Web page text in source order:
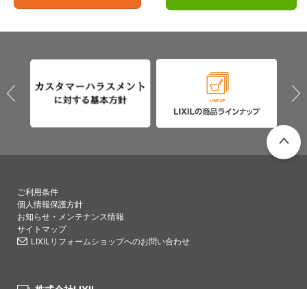
ご利用条件
個人情報保護方針
お知らせ・メンテナンス情報
サイトマップ
LIXILリフォームショップへのお問い合わせ